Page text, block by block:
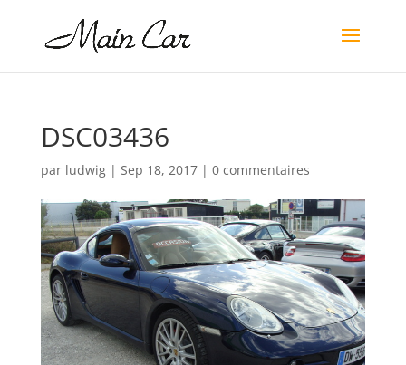
DSC03436
par ludwig| Sep 18, 2017| 0 commentaires